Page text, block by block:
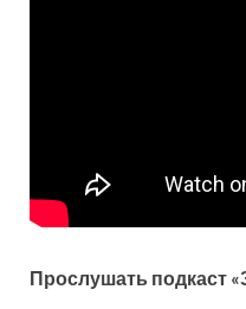
Прослушать подкаст